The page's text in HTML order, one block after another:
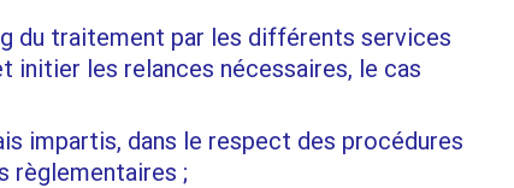
du traitement par les différents services
les relances nécessaires, le cas
impartis, dans le respect des procédures
règlementaires ;